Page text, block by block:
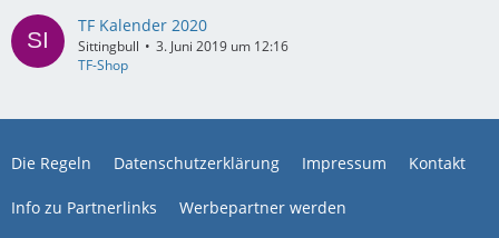
TF Kalender 2020
Sittingbull
3. Juni 2019 um 12:16
TF-Shop
Die Regeln Datenschutzerklärung Impressum Kontakt
Info zu Partnerlinks Werbepartner werden